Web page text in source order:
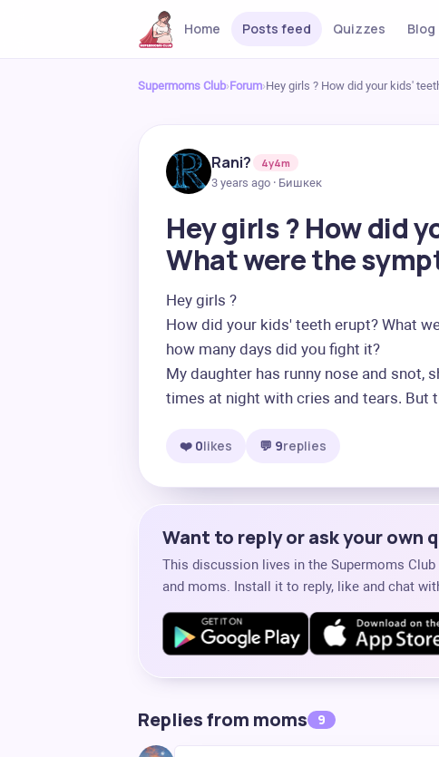
Home Posts feed Quizzes Blog
Supermoms Club›Forum›Hey girls ? How did your kids'
Rani?️
4y4m
3 years ago · Бишкек
Hey girls ? How did
What were the
Hey girls ?
How did your kids' teeth erupt? What
how many days did you fight it?
My daughter has runny nose and snot,
times at night with cries and tears. But
❤️ 0likes 💬 9replies
Want to reply or ask your own
This discussion lives in the Supermoms
and moms. Install it to reply, like and chat
Replies from moms 9